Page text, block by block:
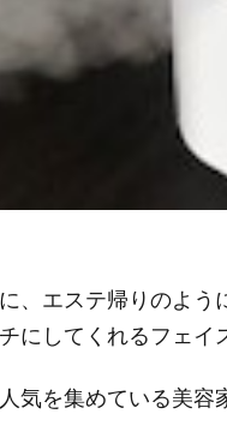
、エステ帰りのよう
にしてくれるフェイ
気を集めている美容